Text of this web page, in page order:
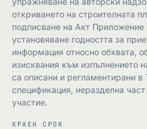
откриването на строителната
подписване на Акт Приложение
установяване годността за
информация относно обхвата,
изисквания към изпълнението
са описани и регламентирани в
спецификация, неразделна
участие.
КРАЕН СРОК